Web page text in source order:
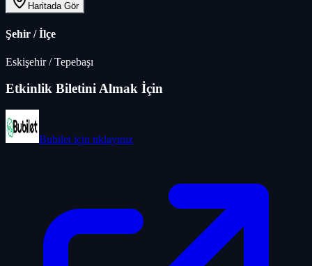
Haritada Gör
Şehir / İlçe
Eskişehir/Tepebaşı
Etkinlik Biletini Almak İçin
Bubilet için tıklayınız